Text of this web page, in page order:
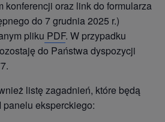
konferencji oraz link do formularza
do 7 grudnia 2025 r.)
pliku PDF. W przypadku
do Państwa dyspozycji
listę zagadnień, które będą
panelu eksperckiego: